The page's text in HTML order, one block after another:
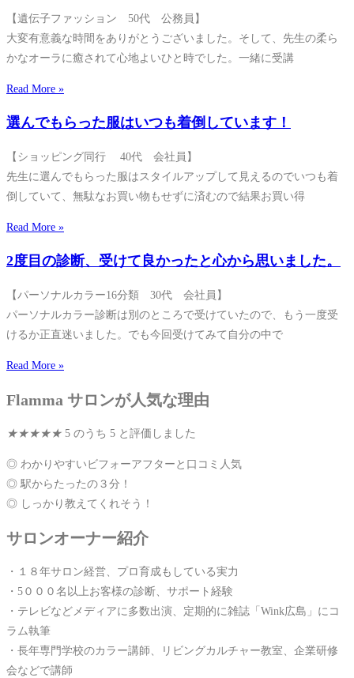
【遺伝子ファッション 50代 公務員】
大変有意義な時間をありがとうございました。そして、先生の柔ら
かなオーラに癒されて心地よいひと時でした。一緒に受講
Read More »
選んでもらった服はいつも着倒しています！
【ショッピング同行 40代 会社員】
先生に選んでもらった服はスタイルアップして見えるのでいつも着
倒していて、無駄なお買い物もせずに済むので結果お買い得
Read More »
2度目の診断、受けて良かったと心から思いました。
【パーソナルカラー16分類 30代 会社員】
パーソナルカラー診断は別のところで受けていたので、もう一度受
けるか正直迷いました。でも今回受けてみて自分の中で
Read More »
Flamma サロンが人気な理由
★ ★ ★ ★ ★ 5 のうち 5 と評価しました
◎ わかりやすいビフォーアフターと⼝コミ⼈気
◎ 駅からたったの３分！
◎ しっかり教えてくれそう！
サロンオーナー紹介
・１８年サロン経営、プロ育成もしている実力
・5０００名以上お客様の診断、サポート経験
・テレビなどメディアに多数出演、定期的に雑誌「Wink広島」にコ
ラム執筆
・長年専門学校のカラー講師、リビングカルチャー教室、企業研修
会などで講師